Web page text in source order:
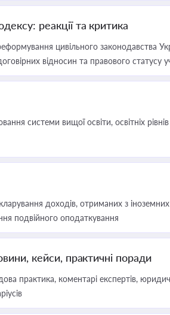
реакції та критика
цивільного законодавства
відносин та правового статусу
системи вищої освіти, освітніх рівнів
доходів, отриманих з
подвійного оподаткування
кейси, практичні поради
практика, коментарі експертів,